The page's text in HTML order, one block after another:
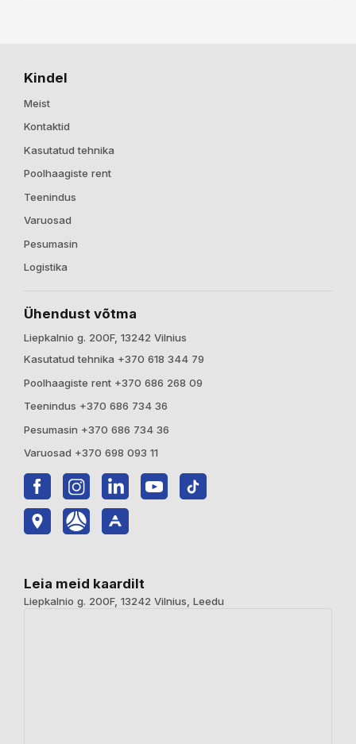
Kindel
Meist
Kontaktid
Kasutatud tehnika
Poolhaagiste rent
Teenindus
Varuosad
Pesumasin
Logistika
Ühendust võtma
Liepkalnio g. 200F, 13242 Vilnius
Kasutatud tehnika +370 618 344 79
Poolhaagiste rent +370 686 268 09
Teenindus +370 686 734 36
Pesumasin +370 686 734 36
Varuosad +370 698 093 11
Leia meid kaardilt
Liepkalnio g. 200F, 13242 Vilnius, Leedu